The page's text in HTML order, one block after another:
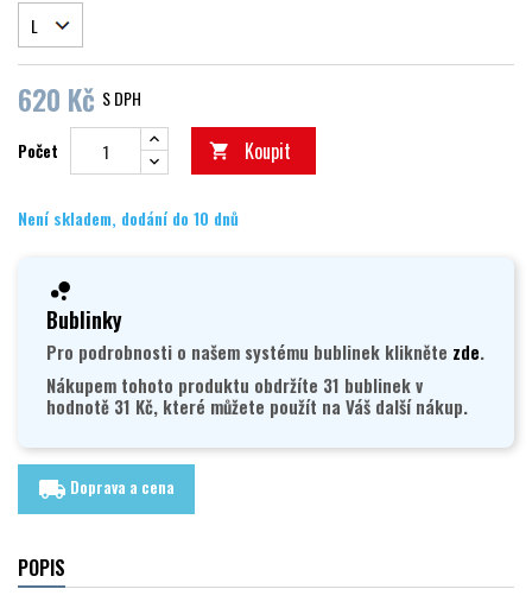
620 Kč S DPH
Počet  Koupit
Není skladem, dodání do 10 dnů
Bublinky
Pro podrobnosti o našem systému bublinek klikněte zde.
Nákupem tohoto produktu obdržíte 31 bublinek v
hodnotě 31 Kč, které můžete použít na Váš další nákup.
local_shipping Doprava a cena
POPIS